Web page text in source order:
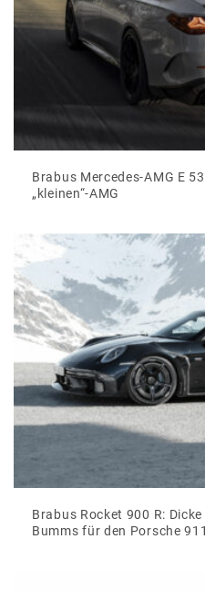
Brabus Mercedes-AMG E
„kleinen“-AMG
Brabus Rocket 900 R:
Bumms für den Porsche